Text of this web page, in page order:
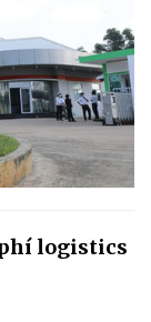
logistics